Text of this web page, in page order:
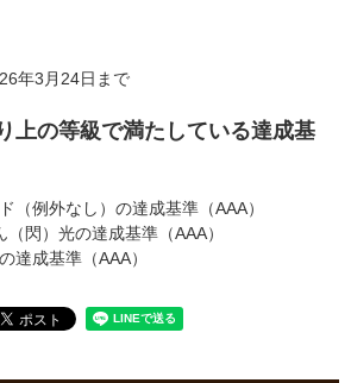
年3月24日まで
上の等級で満たしている達成基
例外なし）の達成基準（AAA）
閃）光の達成基準（AAA）
成基準（AAA）